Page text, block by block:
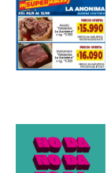
Apellidos